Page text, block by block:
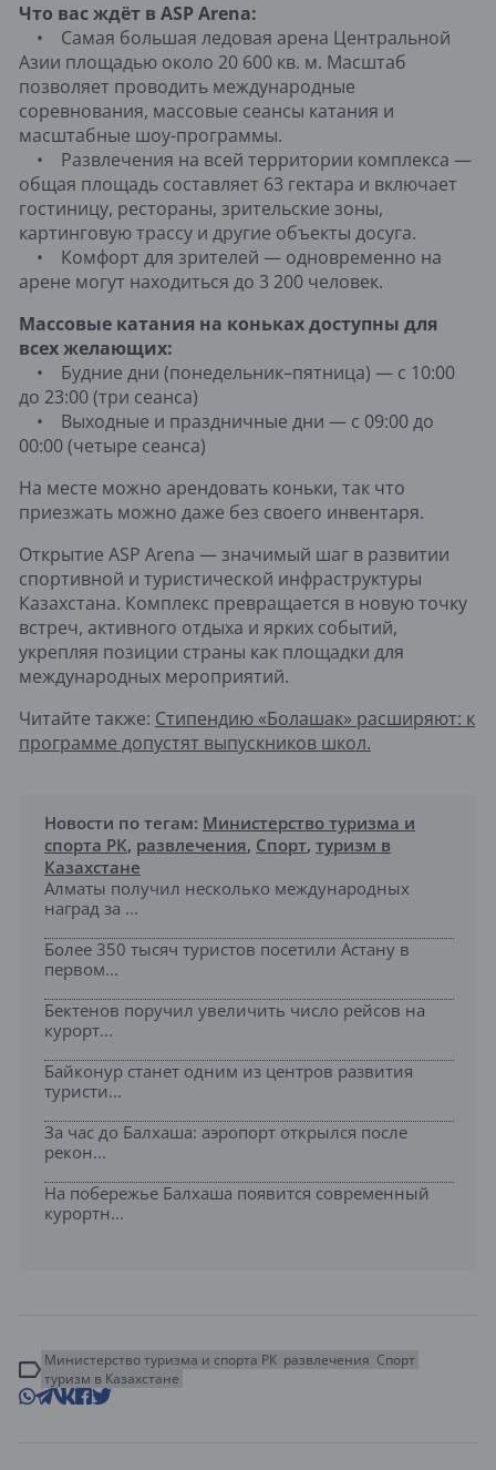
Что вас ждёт в ASP Arena:
• Самая большая ледовая арена Центральной
Азии площадью около 20 600 кв. м. Масштаб
позволяет проводить международные
соревнования, массовые сеансы катания и
масштабные шоу-программы.
• Развлечения на всей территории комплекса —
общая площадь составляет 63 гектара и включает
гостиницу, рестораны, зрительские зоны,
картинговую трассу и другие объекты досуга.
• Комфорт для зрителей — одновременно на
арене могут находиться до 3 200 человек.
Массовые катания на коньках доступны для
всех желающих:
• Будние дни (понедельник–пятница) — с 10:00
до 23:00 (три сеанса)
• Выходные и праздничные дни — с 09:00 до
00:00 (четыре сеанса)
На месте можно арендовать коньки, так что
приезжать можно даже без своего инвентаря.
Открытие ASP Arena — значимый шаг в развитии
спортивной и туристической инфраструктуры
Казахстана. Комплекс превращается в новую точку
встреч, активного отдыха и ярких событий,
укрепляя позиции страны как площадки для
международных мероприятий.
Читайте также: Стипендию «Болашак» расширяют: к
программе допустят выпускников школ.
Новости по тегам: Министерство туризма и
спорта РК, развлечения, Спорт, туризм в
Казахстане
Алматы получил несколько международных
наград за ...
Более 350 тысяч туристов посетили Астану в
первом...
Бектенов поручил увеличить число рейсов на
курорт...
Байконур станет одним из центров развития
туристи...
За час до Балхаша: аэропорт открылся после
рекон...
На побережье Балхаша появится современный
курортн...
Министерство туризма и спорта РК развлечения Спорт
туризм в Казахстане